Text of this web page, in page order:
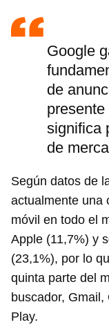
Google
de
significa
de
Según datos de
actualmente una
móvil en todo el
Apple (11,7%) y
(23,1%), por lo
quinta parte del
buscador,
Play.